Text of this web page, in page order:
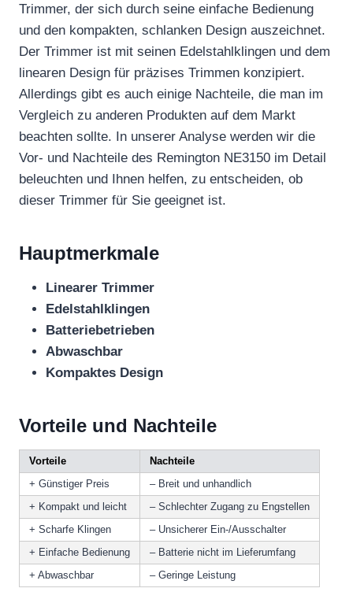
Trimmer, der sich durch seine einfache Bedienung
und den kompakten, schlanken Design auszeichnet.
Der Trimmer ist mit seinen Edelstahlklingen und dem
linearen Design für präzises Trimmen konzipiert.
Allerdings gibt es auch einige Nachteile, die man im
Vergleich zu anderen Produkten auf dem Markt
beachten sollte. In unserer Analyse werden wir die
Vor- und Nachteile des Remington NE3150 im Detail
beleuchten und Ihnen helfen, zu entscheiden, ob
dieser Trimmer für Sie geeignet ist.
Hauptmerkmale
Linearer Trimmer
Edelstahlklingen
Batteriebetrieben
Abwaschbar
Kompaktes Design
Vorteile und Nachteile
Vorteile
Nachteile
+ Günstiger Preis
– Breit und unhandlich
+ Kompakt und leicht
– Schlechter Zugang zu Engstellen
+ Scharfe Klingen
– Unsicherer Ein-/Ausschalter
+ Einfache Bedienung
– Batterie nicht im Lieferumfang
+ Abwaschbar
– Geringe Leistung